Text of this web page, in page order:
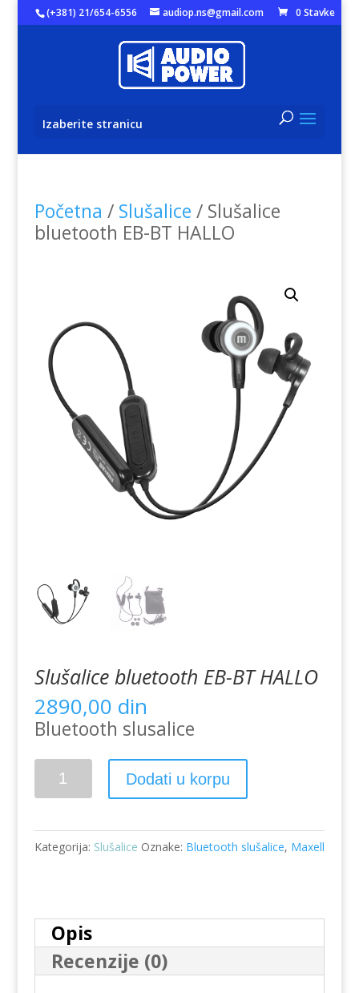
(+381) 21/654-6556 audiop.ns@gmail.com 0 Stavke
Izaberite stranicu
Početna / Slušalice / Slušalice
bluetooth EB-BT HALLO
Slušalice bluetooth EB-BT HALLO
2890,00 din
Bluetooth slusalice
Slušalice
bluetooth
BT
HALLO
Dodati u korpu
Kategorija: Slušalice Oznake: Bluetooth slušalice, Maxell
Opis
Recenzije (0)